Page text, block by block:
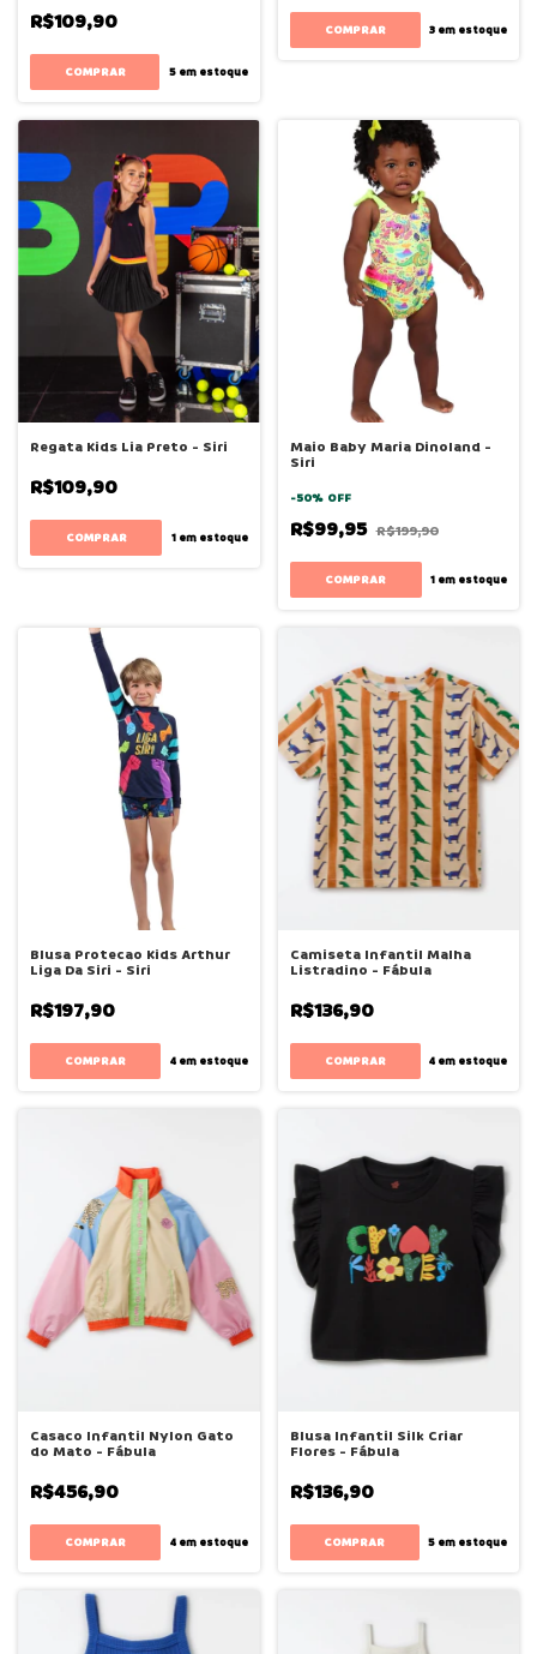
R$109,90
COMPRAR 5em estoque
COMPRAR 3 em estoque
Regata Kids Lia Preto - Siri
R$109,90
COMPRAR 1em estoque
Maio Baby Maria Dinoland -
Siri
-50% OFF
R$99,95 R$199,90
COMPRAR 1 em estoque
Blusa Protecao Kids Arthur
Liga Da Siri - Siri
R$197,90
COMPRAR 4em estoque
Camiseta Infantil Malha
Listradino - Fábula
R$136,90
COMPRAR 4 em estoque
Casaco Infantil Nylon Gato
do Mato - Fábula
R$456,90
COMPRAR 4em estoque
Blusa Infantil Silk Criar
Flores - Fábula
R$136,90
COMPRAR 5 em estoque